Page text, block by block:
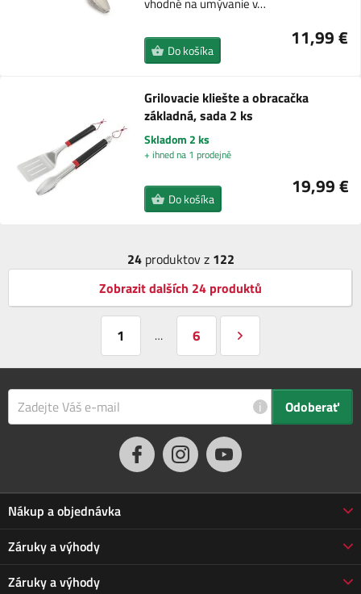
11,99 €
Do košíka
Grilovacie kliešte a obracačka
základná, sada 2 ks
Skladom 2 ks
+ ihned na 1 prodejně
19,99 €
Do košíka
24produktov z 122
Zobrazit dalších 24 produktů
1 … 6
i Odoberať
Nákup a objednávka
Obchodné podmienky
Doprava a platba
Predĺžená záruka
Záruky a výhody
Reklamácia
Záruky a výhody